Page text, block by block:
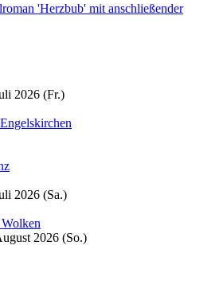
'Herzbub' mit anschließender
2026 (Fr.)
2026 (Sa.)
2026 (So.)